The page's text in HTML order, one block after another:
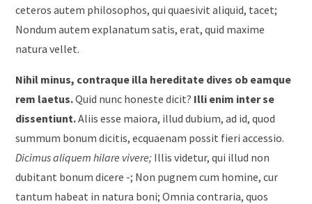
ceteros autem philosophos, qui quaesivit aliquid, tacet;
Nondum autem explanatum satis, erat, quid maxime
natura vellet.
Nihil minus, contraque illa hereditate dives ob eamque
rem laetus.Quid nunc honeste dicit? Illi enim inter se
dissentiunt.Aliis esse maiora, illud dubium, ad id, quod
summum bonum dicitis, ecquaenam possit fieri accessio.
Dicimus aliquem hilare vivere; Illis videtur, qui illud non
dubitant bonum dicere -; Non pugnem cum homine, cur
tantum habeat in natura boni; Omnia contraria, quos